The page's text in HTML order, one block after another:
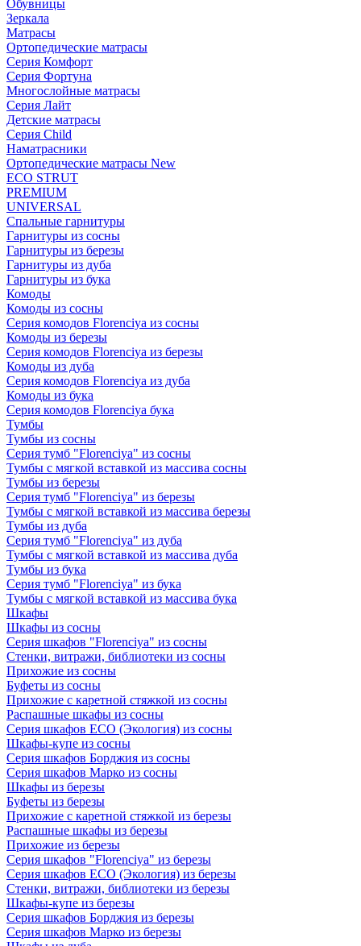
Обувницы
Зеркала
Матрасы
Ортопедические матрасы
Серия Комфорт
Серия Фортуна
Многослойные матрасы
Серия Лайт
Детские матрасы
Серия Child
Наматрасники
Ортопедические матрасы New
ECO STRUT
PREMIUM
UNIVERSAL
Спальные гарнитуры
Гарнитуры из сосны
Гарнитуры из березы
Гарнитуры из дуба
Гарнитуры из бука
Комоды
Комоды из сосны
Серия комодов Florenciya из сосны
Комоды из березы
Серия комодов Florenciya из березы
Комоды из дуба
Серия комодов Florenciya из дуба
Комоды из бука
Серия комодов Florenciya бука
Тумбы
Тумбы из сосны
Серия тумб "Florenciya" из сосны
Тумбы с мягкой вставкой из массива сосны
Тумбы из березы
Серия тумб "Florenciya" из березы
Тумбы с мягкой вставкой из массива березы
Тумбы из дуба
Серия тумб "Florenciya" из дуба
Тумбы с мягкой вставкой из массива дуба
Тумбы из бука
Серия тумб "Florenciya" из бука
Тумбы с мягкой вставкой из массива бука
Шкафы
Шкафы из сосны
Серия шкафов "Florenciya" из сосны
Стенки, витражи, библиотеки из сосны
Прихожие из сосны
Буфеты из сосны
Прихожие с каретной стяжкой из сосны
Распашные шкафы из сосны
Серия шкафов ECO (Экология) из сосны
Шкафы-купе из сосны
Серия шкафов Борджия из сосны
Серия шкафов Марко из сосны
Шкафы из березы
Буфеты из березы
Прихожие с каретной стяжкой из березы
Распашные шкафы из березы
Прихожие из березы
Серия шкафов "Florenciya" из березы
Серия шкафов ECO (Экология) из березы
Стенки, витражи, библиотеки из березы
Шкафы-купе из березы
Серия шкафов Борджия из березы
Серия шкафов Марко из березы